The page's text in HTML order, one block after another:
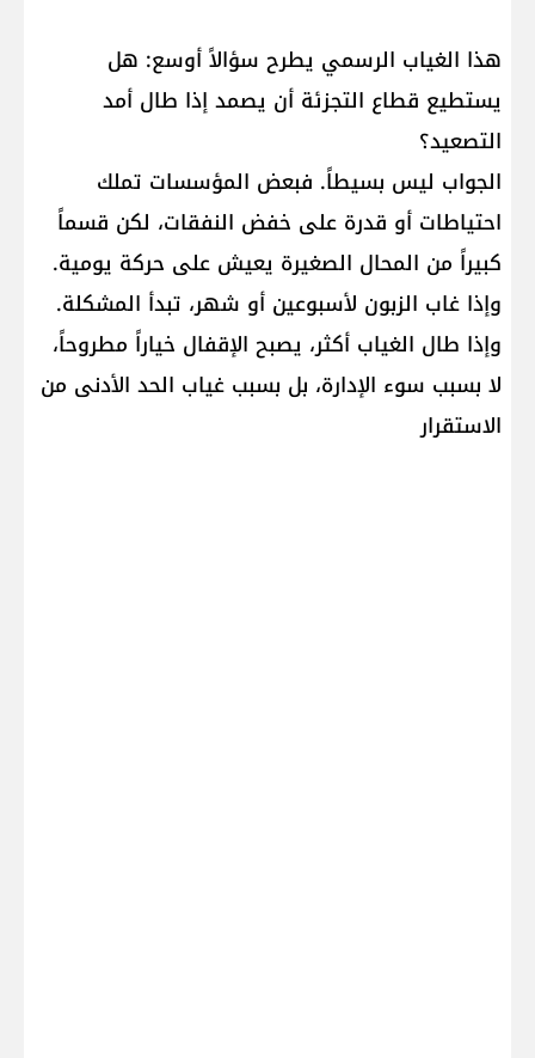
هذا الغياب الرسمي يطرح سؤالاً أوسع: هل
يستطيع قطاع التجزئة أن يصمد إذا طال أمد
التصعيد؟
الجواب ليس بسيطاً. فبعض المؤسسات تملك
احتياطات أو قدرة على خفض النفقات، لكن قسماً
كبيراً من المحال الصغيرة يعيش على حركة يومية.
وإذا غاب الزبون لأسبوعين أو شهر، تبدأ المشكلة.
وإذا طال الغياب أكثر، يصبح الإقفال خياراً مطروحاً،
لا بسبب سوء الإدارة، بل بسبب غياب الحد الأدنى من
الاستقرار